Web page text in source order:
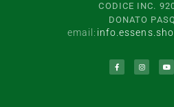
CODICE INC.
DONATO
email: